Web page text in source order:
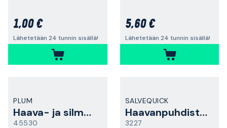
1,00 €
Lähetetään 24 tunnin sisällä!
5,60 €
Lähetetään 24 tunnin sisällä!
PLUM
Haava- ja silmäsuihke
45530
SALVEQUICK
Haavanpuhdistuspyyhe
3227